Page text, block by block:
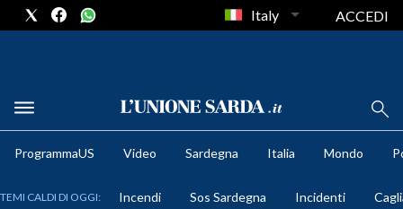
METEO
Italy ACCEDI
ProgrammaUS Video Sardegna Italia Mondo
TEMI CALDI DI OGGI: Incendi Sos Sardegna Incidenti